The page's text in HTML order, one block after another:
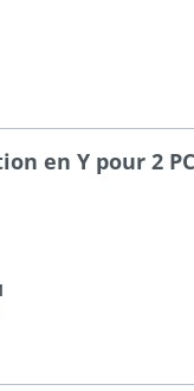
en Y pour 2